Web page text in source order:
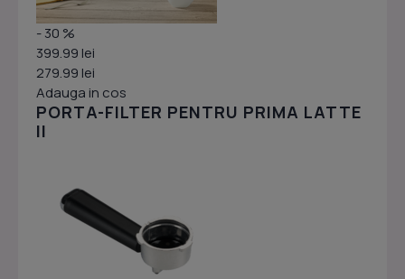
- 30 %
399.99 lei
279.99 lei
Adauga in cos
PORTA-FILTER PENTRU PRIMA LATTE
II